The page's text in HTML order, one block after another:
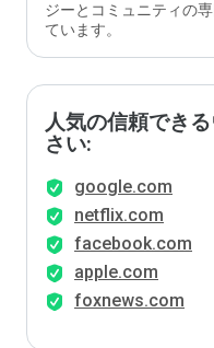
ジーとコミュニティの
ています。
人気の信頼でき
さい:
google.com
netflix.com
facebook.com
apple.com
foxnews.com